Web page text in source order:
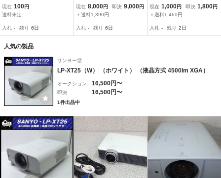
ロジェクター/LP-Z1用リ
モコン/CXKT
現在 100円
送料未定
入札 - 残り 6日
ター LP-Z3（USED）
現在 8,000円 即決 9,000円
＋送料1,390円
入札 - 残り 6日
ジェクター LP-Z1通電未
確認
現在 1,000円 即決 1,800円
＋送料1,460円
入札 - 残り 2日
人気の製品
サンヨー堂
LP-XT25（W） （ホワイト） （液晶方式 4500lm XGA）
オークション 16,500円〜
即決 16,500円〜
1件出品中